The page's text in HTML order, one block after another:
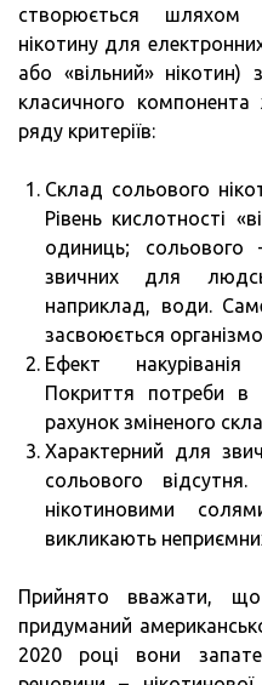
створюється шляхом
нікотину для
або «вільний» нікотин)
класичного компонента
ряду критеріїв:
Склад сольового
Рівень кислотності
одиниць;
звичних для
наприклад, води.
засвоюється
Ефект
Покриття потреби в
рахунок зміненого
Характерний для
сольового
нікотиновими
викликають
Прийнято вважати,
придуманий
2020 році вони